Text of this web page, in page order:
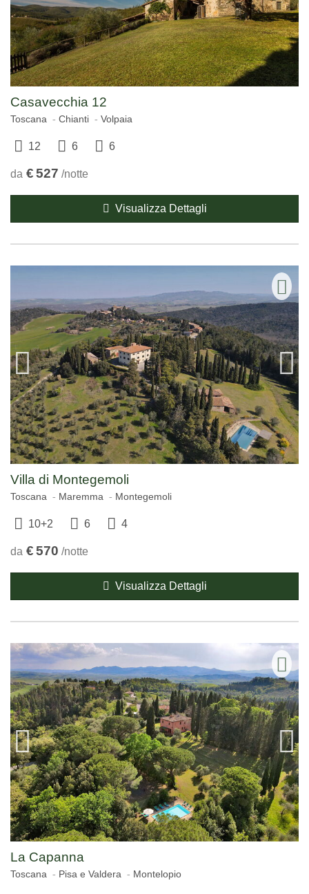
Casavecchia 12
Toscana Chianti Volpaia
12 6 6
da €527 /notte
Visualizza Dettagli
Villa di Montegemoli
Toscana Maremma Montegemoli
10+2 6 4
da €570 /notte
Visualizza Dettagli
La Capanna
Toscana Pisa e Valdera Montelopio